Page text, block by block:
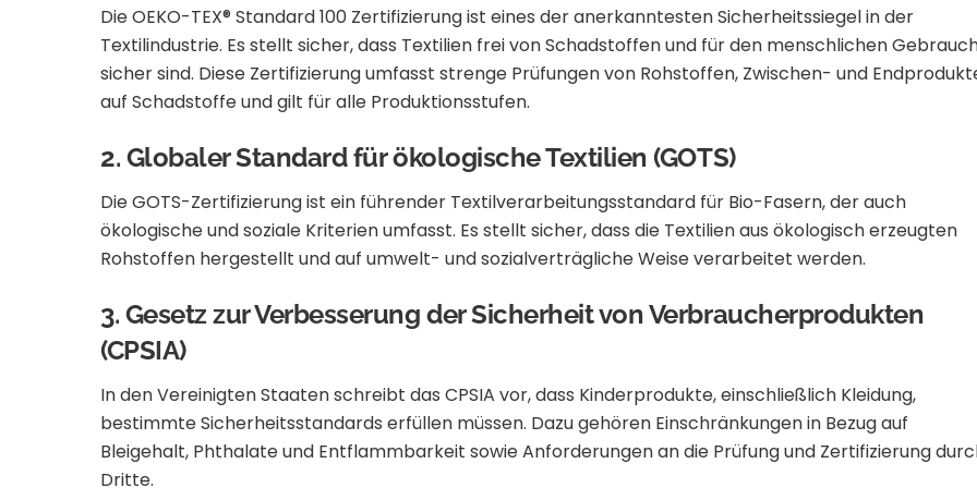
Die OEKO-TEX® Standard 100 Zertifizierung ist eines der anerkanntesten Sicherheitssiegel in der
Textilindustrie. Es stellt sicher, dass Textilien frei von Schadstoffen und für den menschlichen
sicher sind. Diese Zertifizierung umfasst strenge Prüfungen von Rohstoffen, Zwischen- und
auf Schadstoffe und gilt für alle Produktionsstufen.
2. Globaler Standard für ökologische Textilien (GOTS)
Die GOTS-Zertifizierung ist ein führender Textilverarbeitungsstandard für Bio-Fasern, der auch
ökologische und soziale Kriterien umfasst. Es stellt sicher, dass die Textilien aus ökologisch erzeugten
Rohstoffen hergestellt und auf umwelt- und sozialverträgliche Weise verarbeitet werden.
3. Gesetz zur Verbesserung der Sicherheit von Verbraucherprodukten
(CPSIA)
In den Vereinigten Staaten schreibt das CPSIA vor, dass Kinderprodukte, einschließlich Kleidung,
bestimmte Sicherheitsstandards erfüllen müssen. Dazu gehören Einschränkungen in Bezug auf
Bleigehalt, Phthalate und Entflammbarkeit sowie Anforderungen an die Prüfung und Zertifizierung
Dritte.